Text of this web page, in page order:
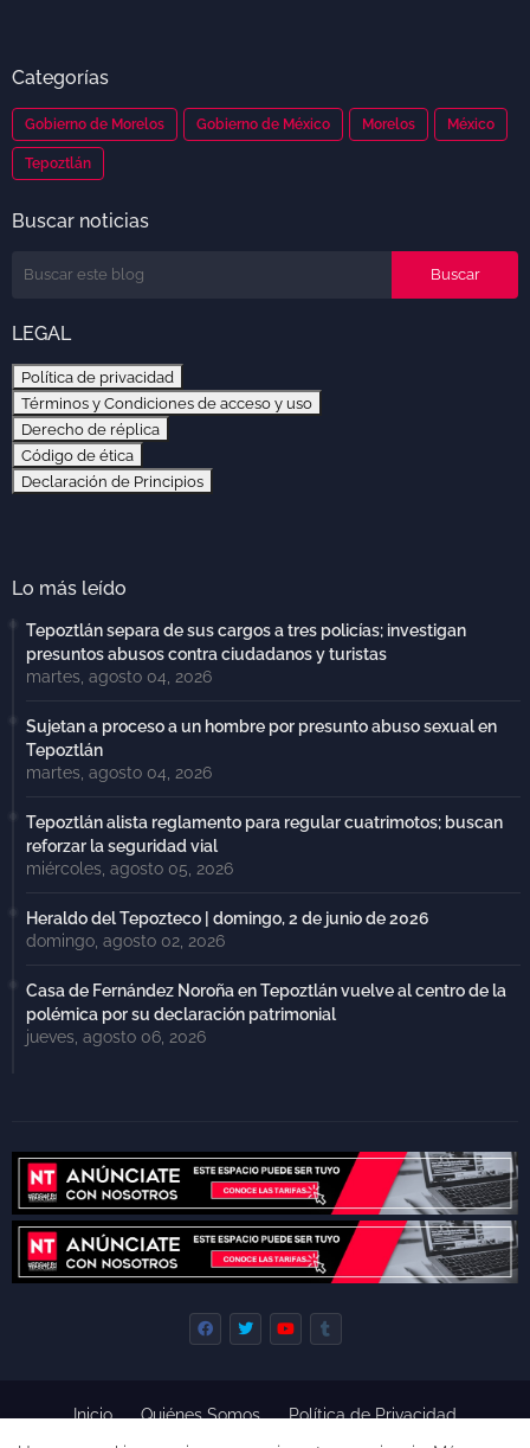
Categorías
Gobierno de Morelos Gobierno de México Morelos México
Tepoztlán
Buscar noticias
LEGAL
Política de privacidad
Términos y Condiciones de acceso y uso
Derecho de réplica
Código de ética
Declaración de Principios
Lo más leído
Tepoztlán separa de sus cargos a tres policías; investigan
presuntos abusos contra ciudadanos y turistas
martes, agosto 04, 2026
Sujetan a proceso a un hombre por presunto abuso sexual en
Tepoztlán
martes, agosto 04, 2026
Tepoztlán alista reglamento para regular cuatrimotos; buscan
reforzar la seguridad vial
miércoles, agosto 05, 2026
Heraldo del Tepozteco | domingo, 2 de junio de 2026
domingo, agosto 02, 2026
Casa de Fernández Noroña en Tepoztlán vuelve al centro de la
polémica por su declaración patrimonial
jueves, agosto 06, 2026
Inicio Quiénes Somos
Política de Privacidad
Derecho de Réplica
Términos y Condiciones de Uso